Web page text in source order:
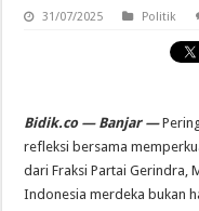
31/07/2025 Politik
Bidik.co — Banjar —
refleksi bersama
dari Fraksi Partai Gerindra,
Indonesia merdeka bukan